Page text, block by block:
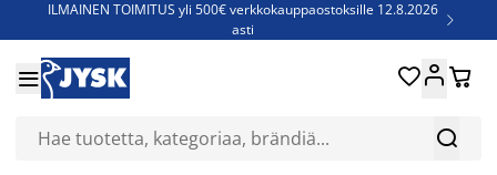
ILMAINEN TOIMITUS yli 500€ verkkokauppaostoksille 12.8.2026
asti

Jenkkisänkyjä - Säästä jopa 60%


 